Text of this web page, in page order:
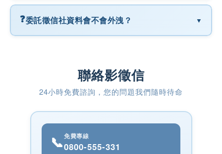
❓委託徵信社資料會不會外洩？ ▼
聯絡影徵信
24小時免費諮詢，您的問題我們隨時待命
📞免費專線
0800-555-331